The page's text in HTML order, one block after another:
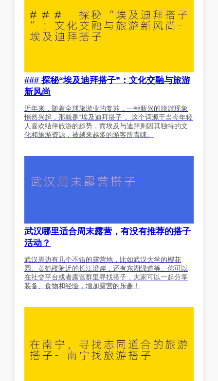
### 探秘“埃及迪拜搭子”：文化交融与旅游
新风尚
近年来，随着全球旅游业的复苏，一种新兴的旅游现象
悄然兴起，那就是“埃及迪拜搭子”。这个词源于当今年轻
人喜欢结伴旅游的趋势，而埃及与迪拜则因其独特的文
化和旅游资源，被越来越多的游客所青睐。
武汉哪里适合周末露营，有没有推荐的搭子
活动？
武汉周边有几个不错的露营地，比如武汉大学的樱花
园、黄鹤楼附近的长江沿岸，还有东湖绿道等。你可以
在社交平台或者露营群里寻找搭子，大家可以一起分享
装备、食物和经验，增加露营的乐趣！